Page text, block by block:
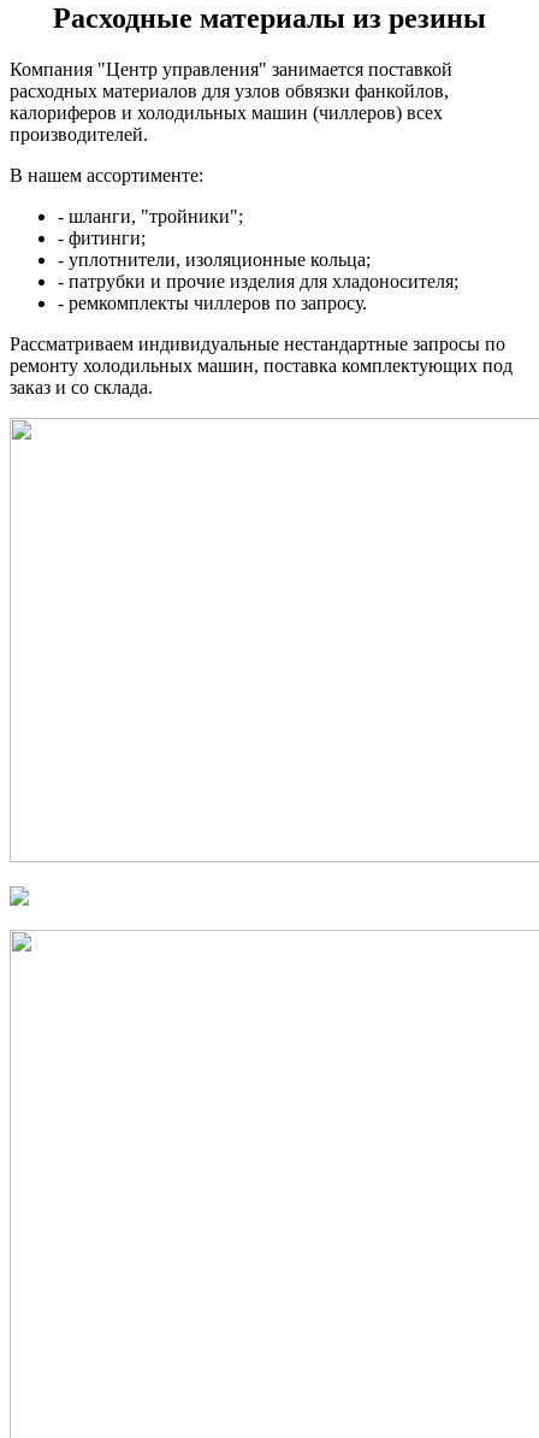
Расходные материалы из резины
Компания "Центр управления" занимается поставкой
расходных материалов для узлов обвязки фанкойлов,
калориферов и холодильных машин (чиллеров) всех
производителей.
В нашем ассортименте:
- шланги, "тройники";
- фитинги;
- уплотнители, изоляционные кольца;
- патрубки и прочие изделия для хладоносителя;
- ремкомплекты чиллеров по запросу.
Рассматриваем индивидуальные нестандартные запросы по
ремонту холодильных машин, поставка комплектующих под
заказ и со склада.